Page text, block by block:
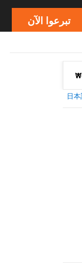
تبرعوا الآن
✕
تبرعوا الآن
日